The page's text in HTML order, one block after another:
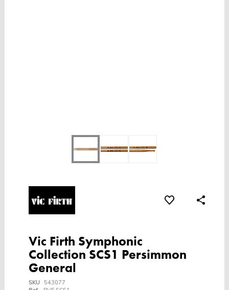
Vic Firth Symphonic
Collection SCS1 Persimmon
General
SKU
543077